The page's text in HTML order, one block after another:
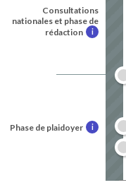
Consultations
nationales et phase de
rédaction
i
Phase de plaidoyer i